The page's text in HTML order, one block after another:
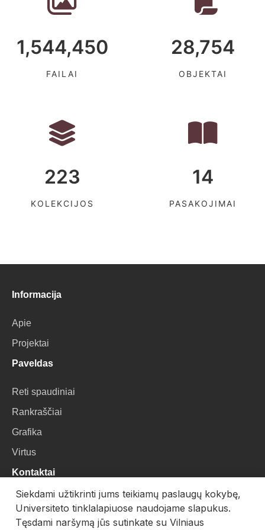
1,544,450
FAILAI
28,754
OBJEKTAI
223
KOLEKCIJOS
14
PASAKOJIMAI
Informacija
Apie
Projektai
Paveldas
Reti spaudiniai
Rankraščiai
Grafika
Virtus
Kontaktai
VU Biblioteka
Universiteto g. 3, LT-01122, Vilnius
Siekdami užtikrinti jums teikiamų paslaugų kokybę,
Universiteto tinklalapiuose naudojame slapukus.
Tęsdami naršymą jūs sutinkate su Vilniaus